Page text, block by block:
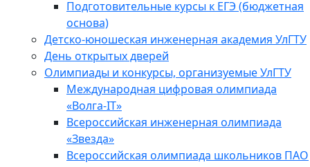
Подготовительные курсы к ЕГЭ (бюджетная
основа)
Детско-юношеская инженерная академия УлГТУ
День открытых дверей
Олимпиады и конкурсы, организуемые УлГТУ
Международная цифровая олимпиада
«Волга-IT»
Всероссийская инженерная олимпиада
«Звезда»
Всероссийская олимпиада школьников ПАО